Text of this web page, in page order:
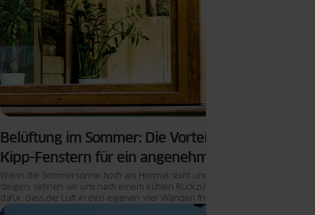
Belüftung im Sommer: Die Vorteile von Dreh-
Kipp-Fenstern für ein angenehmes Raumklima
Wenn die Sommersonne hoch am Himmel steht und die Temperaturen
steigen, sehnen wir uns nach einem kühlen Rückzugsort. Doch wie sorgt man
dafür, dass die Luft in den eigenen vier Wänden frisch bleibt, ohne auf
Komfort zu verzichten? Hier kommen Dreh-Kipp-Fenster ins Spiel.